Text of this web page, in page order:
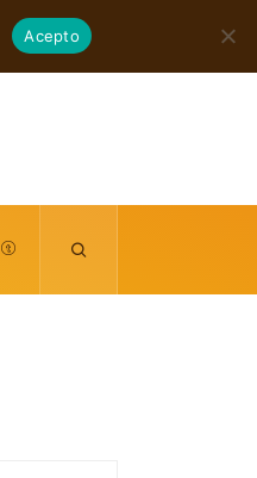
agosto 6, 2026
Acepto